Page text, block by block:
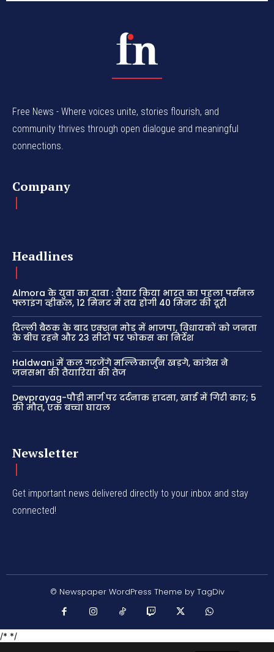
Free News - Where voices unite, stories flourish, and
community thrives through open dialogue and meaningful
connections.
Company
Headlines
Almora के युवा का दावा : तैयार किया भारत का पहला पर्सनल
फ्लाइंग व्हीकल, 12 मिनट में तय होगी 40 मिनट की दूरी
दिल्ली बैठक के बाद एक्शन मोड में भाजपा, विधायकों को जनता
के बीच रहने और 23 सीटों पर फोकस का निर्देश
Haldwani में कल गरजेंगे मल्लिकार्जुन खड़गे, कांग्रेस ने
जनसभा की तैयारियां की तेज
Devprayag-पौड़ी मार्ग पर दर्दनाक हादसा, खाई में गिरी कार; 5
की मौत, एक बच्चा घायल
Newsletter
Get important news delivered directly to your inbox and stay
connected!
© Newspaper WordPress Theme by TagDiv
/* */